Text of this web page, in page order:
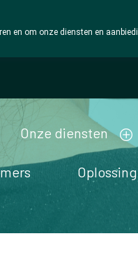
Onze diensten
en om onze diensten en